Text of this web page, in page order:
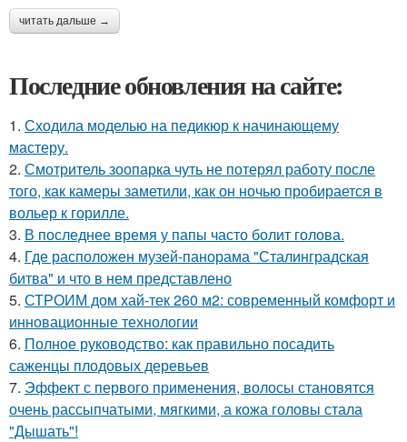
читать дальше →
Последние обновления на сайте:
1. Сходила моделью на педикюр к начинающему
мастеру.
2. Смотритель зоопарка чуть не потерял работу после
того, как камеры заметили, как он ночью пробирается в
вольер к горилле.
3. В последнее время у папы часто болит голова.
4. Где расположен музей-панорама "Сталинградская
битва" и что в нем представлено
5. СТРОИМ дом хай-тек 260 м2: современный комфорт и
инновационные технологии
6. Полное руководство: как правильно посадить
саженцы плодовых деревьев
7. Эффект с первого применения, волосы становятся
очень рассыпчатыми, мягкими, а кожа головы стала
"Дышать"!